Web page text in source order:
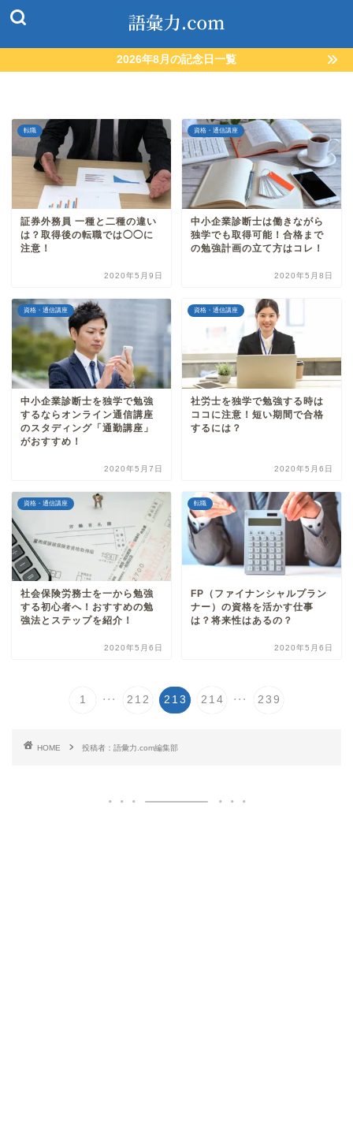
2026年8月の記念日一覧
転職
証券外務員 一種と二種の違い
は？取得後の転職では◯◯に
注意！
2020年5月9日
資格・通信講座
中小企業診断士は働きながら
独学でも取得可能！合格まで
の勉強計画の立て方はコレ！
2020年5月8日
資格・通信講座
中小企業診断士を独学で勉強
するならオンライン通信講座
のスタディング「通勤講座」
がおすすめ！
2020年5月7日
資格・通信講座
社労士を独学で勉強する時は
ココに注意！短い期間で合格
するには？
2020年5月6日
資格・通信講座
社会保険労務士を一から勉強
する初心者へ！おすすめの勉
強法とステップを紹介！
2020年5月6日
転職
FP（ファイナンシャルプラン
ナー）の資格を活かす仕事
は？将来性はあるの？
2020年5月6日
1 ... 212 213 214 ... 239
HOME 投稿者：語彙力.com編集部